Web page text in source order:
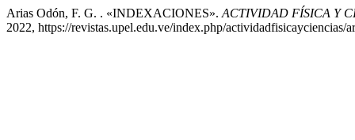
Arias Odón, F. G. . «INDEXACIONES». ACTIVIDAD FÍSICA Y
2022, https://revistas.upel.edu.ve/index.php/actividadfisicayciencias/